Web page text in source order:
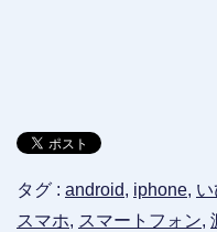
タグ : android, iphone, い
スマホ, スマートフォン,